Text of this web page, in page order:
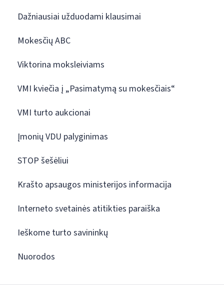
Dažniausiai užduodami klausimai
Mokesčių ABC
Viktorina moksleiviams
VMI kviečia į „Pasimatymą su mokesčiais“
VMI turto aukcionai
Įmonių VDU palyginimas
STOP šešėliui
Krašto apsaugos ministerijos informacija
Interneto svetainės atitikties paraiška
Ieškome turto savininkų
Nuorodos